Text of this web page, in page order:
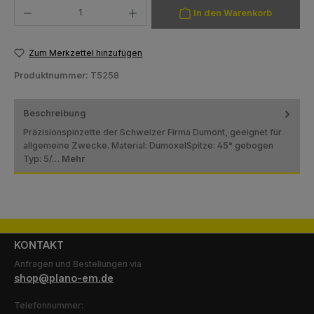
In den Warenkorb
Zum Merkzettel hinzufügen
Produktnummer: T5258
Beschreibung
Präzisionspinzette der Schweizer Firma Dumont, geeignet für
allgemeine Zwecke. Material: DumoxelSpitze: 45° gebogen
Typ: 5/… Mehr
KONTAKT
Anfragen und Bestellungen via
shop@plano-em.de
Telefonnummer: